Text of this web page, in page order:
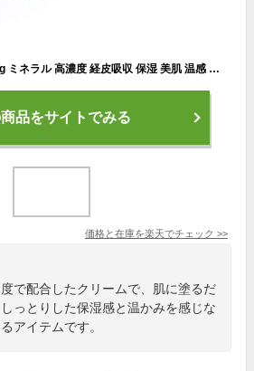
マグネシウム クリーム 5g ミネラル 高濃度 経皮吸収 保湿 美肌 温感 塗る バーム マッサージ フランキンセンス イランイラン リカバリー スポーツ アスリート こむら返り 筋肉 筋肉痛 疲労 副交感神経 日本製 足のつり アスリート MINELLA MAGNESIUM BALM ミネルラ オイル
品をサイトでみる
価格と在庫を楽天でチェック >>
で配合したクリームで、肌に塗るだ
っとりした保湿感と温かみを感じな
アイテムです。